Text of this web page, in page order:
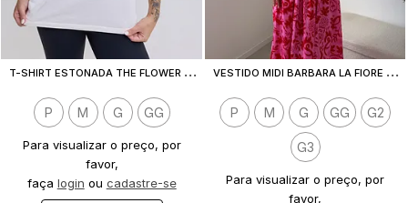
T
-SHIRT ESTONADA THE FLOWER GROWS (COM STRASS) OFF WHITE
P M G GG
Para visualizar o preço, por
favor,
faça login ou cadastre-se
V
ESTIDO MIDI BARBARA LA FIORE ROSA
P M G GG G2
G3
Para visualizar o preço, por
favor,